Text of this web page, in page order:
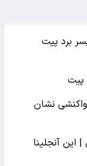
برد پیت
نشان
آنجلینا